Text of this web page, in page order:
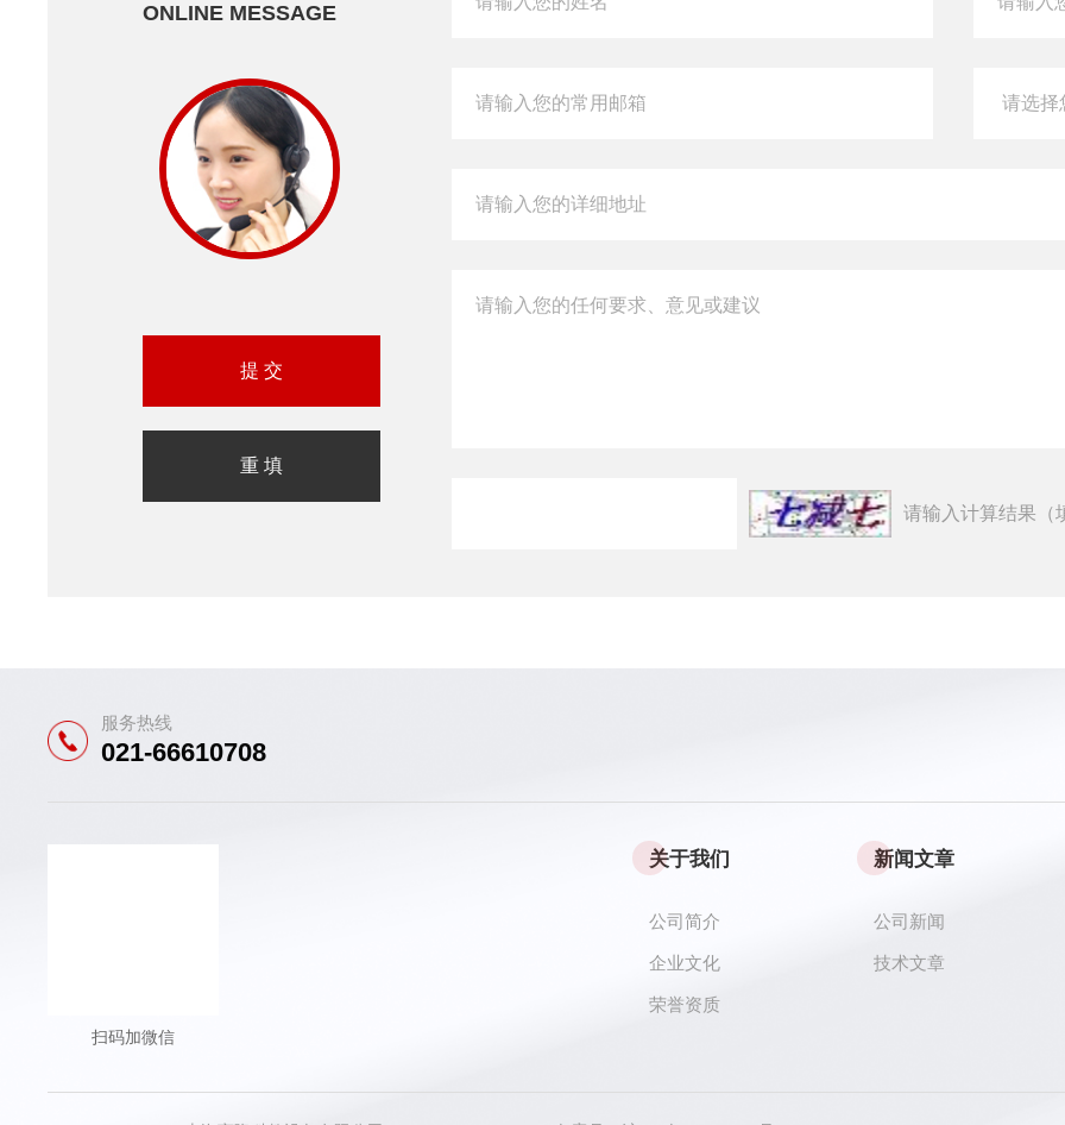
ONLINE MESSAGE
请输入计算结果（
服务热线
021-66610708
扫码加微信
关于我们
公司简介
企业文化
荣誉资质
新闻文章
公司新闻
技术文章